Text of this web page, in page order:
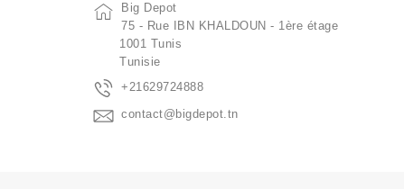
Big Depot
75 - Rue IBN KHALDOUN - 1ère étage
1001 Tunis
Tunisie
+21629724888
contact@bigdepot.tn